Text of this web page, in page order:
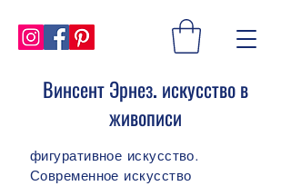
Винсент Эрнез. искусство в
живописи
фигуративное искусство.
Современное искусство